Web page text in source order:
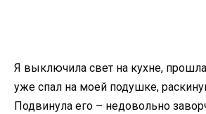
Я выключила свет на кухне,
уже спал на моей подушке,
Подвинула его – недовольно